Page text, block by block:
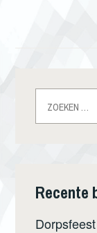
naar:
Recente